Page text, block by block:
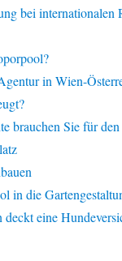
bei internationalen
in Wien-
brauchen Sie für den
in die
deckt eine